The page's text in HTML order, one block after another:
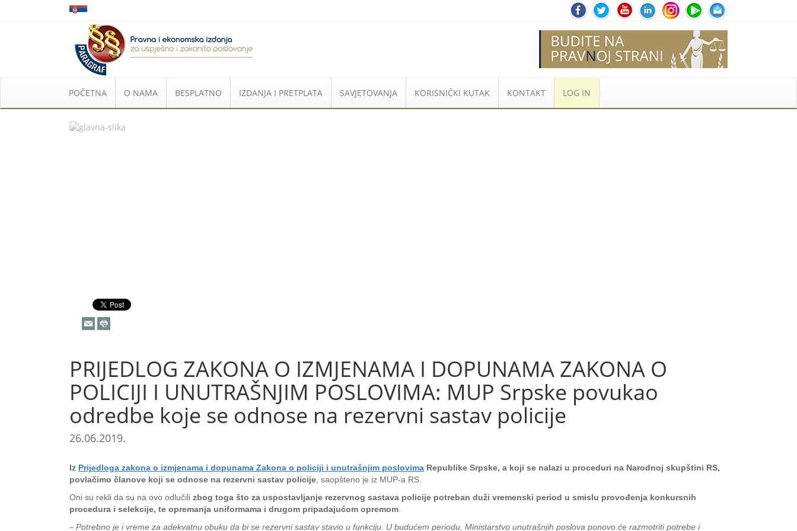
POČETNA O NAMA BESPLATNO IZDANJA I PRETPLATA SAVJETOVANJA KORISNIČKI KUTAK KONTAKT LOG IN
PRIJEDLOG ZAKONA O IZMJENAMA I DOPUNAMA ZAKONA O
POLICIJI I UNUTRAŠNJIM POSLOVIMA: MUP Srpske povukao
odredbe koje se odnose na rezervni sastav policije
26.06.2019.
Iz Prijedloga zakona o izmjenama i dopunama Zakona o policiji i unutrašnjim poslovima Republike Srpske, a koji se nalazi u proceduri na Narodnoj skupštini RS,
povlačimo članove koji se odnose na rezervni sastav policije, saopšteno je iz MUP-a RS.
Oni su rekli da su na ovo odlučili zbog toga što za uspostavljanje rezervnog sastava policije potreban duži vremenski period u smislu provođenja konkursnih
procedura i selekcije, te opremanja uniformama i drugom pripadajućom opremom.
– Potrebno je i vreme za adekvatnu obuku da bi se rezervni sastav stavio u funkciju. U budućem periodu, Ministarstvo unutrašnjih poslova ponovo će razmotriti potrebe i